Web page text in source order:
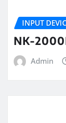
INPUT
NK-
Admin